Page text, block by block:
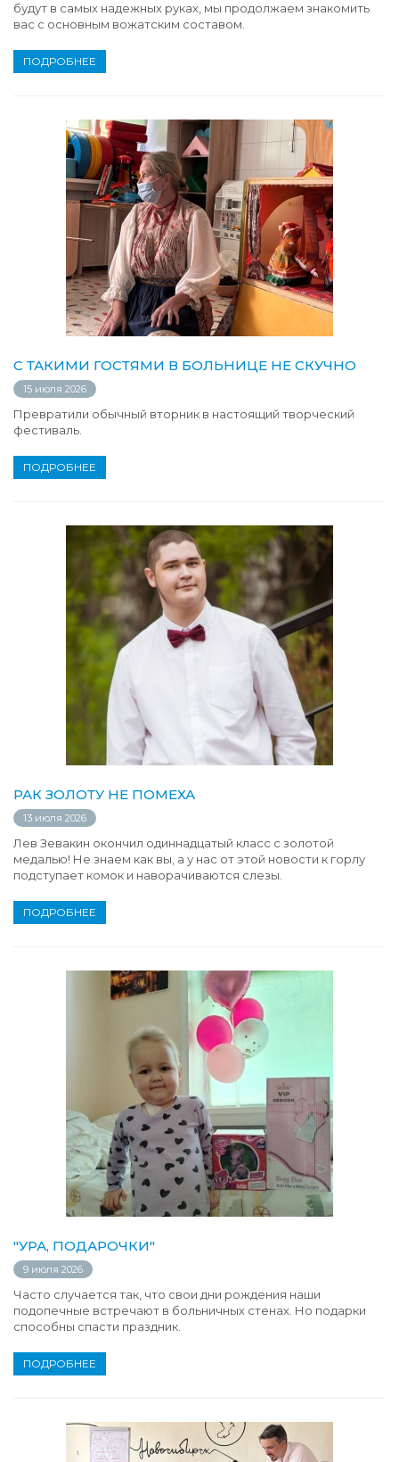
будут в самых надежных руках, мы продолжаем знакомить
вас с основным вожатским составом.
ПОДРОБНЕЕ
С ТАКИМИ ГОСТЯМИ В БОЛЬНИЦЕ НЕ СКУЧНО
15 июля 2026
Превратили обычный вторник в настоящий творческий
фестиваль.
ПОДРОБНЕЕ
РАК ЗОЛОТУ НЕ ПОМЕХА
13 июля 2026
Лев Зевакин окончил одиннадцатый класс с золотой
медалью! Не знаем как вы, а у нас от этой новости к горлу
подступает комок и наворачиваются слезы.
ПОДРОБНЕЕ
"УРА, ПОДАРОЧКИ"
9 июля 2026
Часто случается так, что свои дни рождения наши
подопечные встречают в больничных стенах. Но подарки
способны спасти праздник.
ПОДРОБНЕЕ